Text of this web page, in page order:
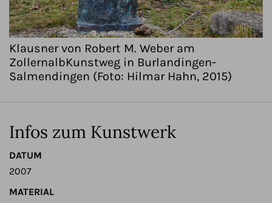
Klausner von Robert M. Weber am
ZollernalbKunstweg in Burlandingen-
Salmendingen (Foto: Hilmar Hahn, 2015)
Infos zum Kunstwerk
DATUM
2007
MATERIAL